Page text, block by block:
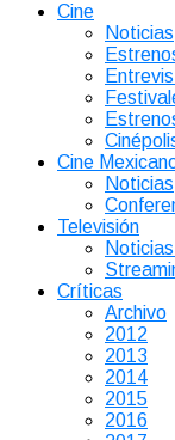
Cine
Noticias
Cine
Noticias
Televisión
Críticas
Archivo
2012
2013
2014
2015
2016